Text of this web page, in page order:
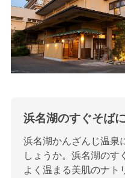
浜名湖のすぐそば
浜名湖かんざんじ温
しょうか。浜名湖のす
よく温まる美肌のナト